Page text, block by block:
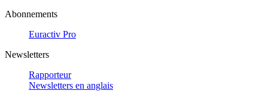
Abonnements
Euractiv Pro
Newsletters
Rapporteur
Newsletters en anglais